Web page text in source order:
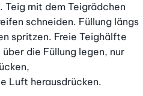
mit dem Teigrädchen
schneiden. Füllung längs
spritzen. Freie Teighälfte
die Füllung legen, nur
Luft herausdrücken.